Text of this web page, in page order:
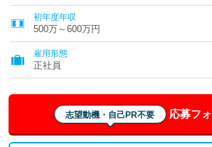
初年度年収
500万～600万円
雇用形態
正社員
志望動機・自己PR不要 応募フ